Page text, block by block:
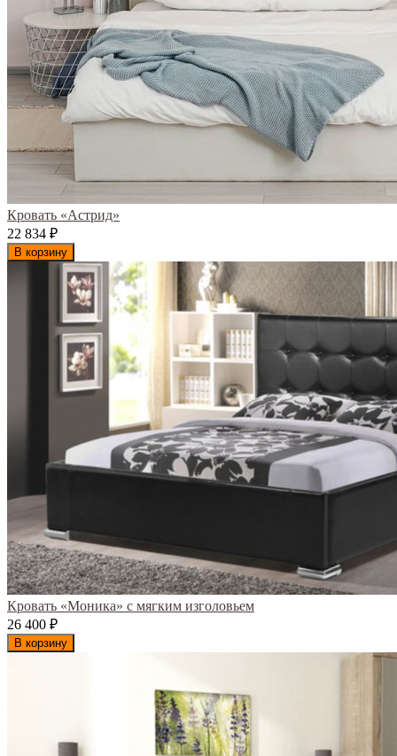
Кровать «Астрид»
22 834 ₽
В корзину
Кровать «Моника» с мягким изголовьем
26 400 ₽
В корзину